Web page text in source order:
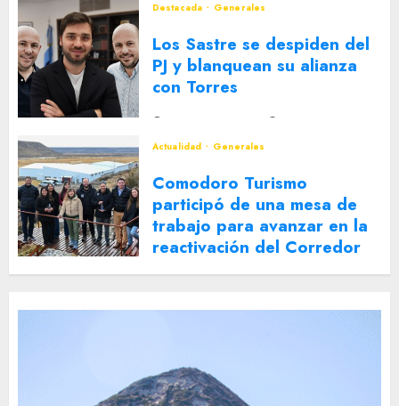
Destacada Generales
Los Sastre se despiden del
PJ y blanquean su alianza
con Torres
Actualidad
Generales
Comodoro Turismo
participó de una mesa de
trabajo para avanzar en la
reactivación del Corredor
Turístico Integrado